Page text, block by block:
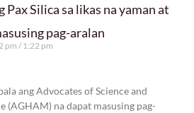
Silica sa likas na yaman at
pag-aralan
pm 1:22 pm
ang Advocates of Science and
(AGHAM) na dapat masusing pag-